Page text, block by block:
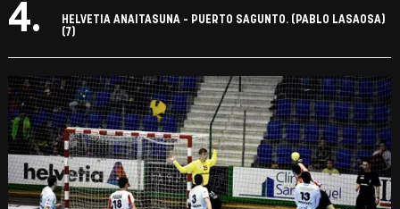
4.
HELVETIA ANAITASUNA - PUERTO SAGUNTO. (PABLO LASAOSA)
(7)